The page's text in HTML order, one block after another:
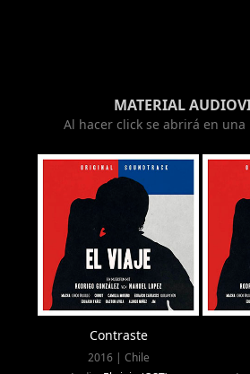
MATERIAL
Al hacer click se abrirá en una
Contraste
2016 | Chile